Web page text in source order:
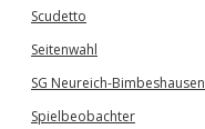
Scudetto
Seitenwahl
SG Neureich-Bimbeshausen
Spielbeobachter